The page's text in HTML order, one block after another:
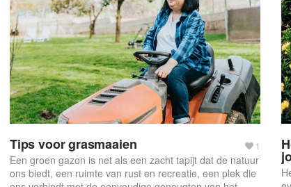
Tips voor grasmaaien
Een groen gazon is net als een zacht tapijt dat de natuur
ons biedt, een ruimte van rust en recreatie, een plek die
1